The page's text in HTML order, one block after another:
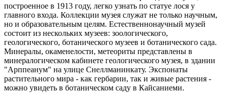
построенное в 1913 году, легко узнать по статуе лося у
главного входа. Коллекции музея служат не только научным,
но и образовательным целям. Естественнонаучный музей
состоит из нескольких музеев: зоологического,
геологического, ботанического музеев и ботанического сада.
Минералы, окаменелости, метеориты представлены в
минералогическом кабинете геологического музея, в здании
"Арппеанум" на улице Снеллманинкату. Экспонаты
растительного мира - как гербарии, так и живые растения -
можно увидеть в ботаническом саду в Кайсаниеми.